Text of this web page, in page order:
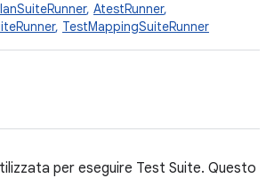
, AtestRunner,
, TestMappingSuiteRunner
per eseguire Test Suite. Questo